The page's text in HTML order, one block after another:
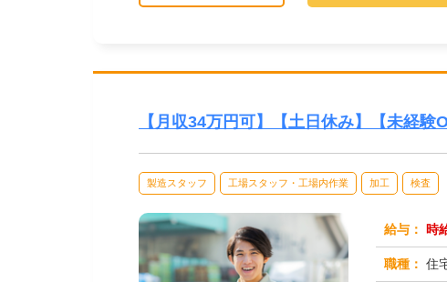
【月収34万円可】【土日休み】【未経
製造スタッフ 工場スタッフ・工場内作業 加工 検査
給与： 時
職種： 住